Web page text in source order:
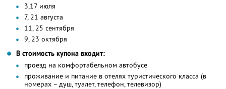
3,17 июля
7, 21 августа
11, 25 сентября
9, 23 октября
В стоимость купона входит:
проезд на комфортабельном автобусе
проживание и питание в отелях туристического класса (в
номерах – душ, туалет, телефон, телевизор)